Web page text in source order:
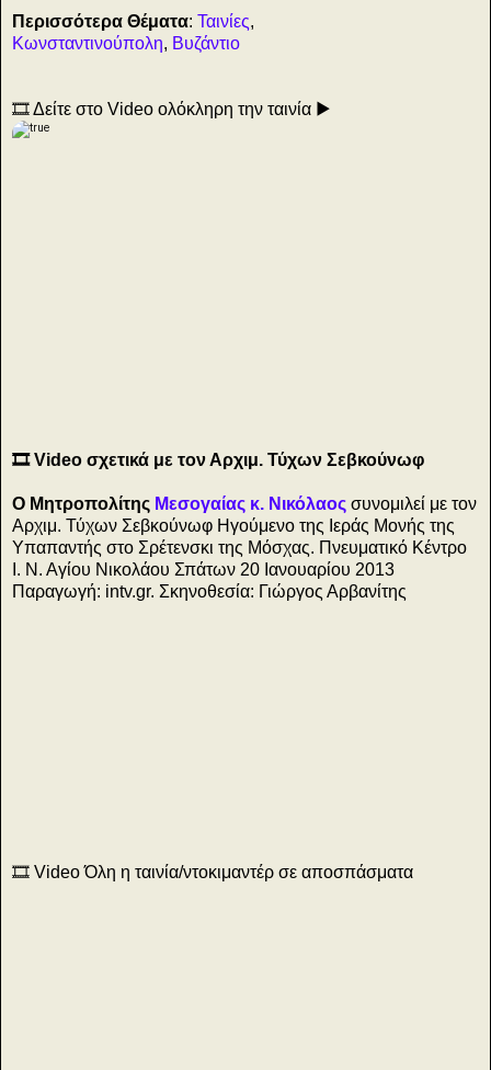
Περισσότερα Θέματα: Ταινίες,
Κωνσταντινούπολη, Βυζάντιο
🎞️ Δείτε στο Video ολόκληρη την ταινία ▶️
🎞️ Video σχετικά με τον Αρχιμ. Τύχων Σεβκούνωφ
Ο Μητροπολίτης Μεσογαίας κ. Νικόλαος συνομιλεί με τον
Αρχιμ. Τύχων Σεβκούνωφ Ηγούμενο της Ιεράς Μονής της
Υπαπαντής στο Σρέτενσκι της Μόσχας. Πνευματικό Κέντρο
Ι. Ν. Αγίου Νικολάου Σπάτων 20 Ιανουαρίου 2013
Παραγωγή: intv.gr. Σκηνοθεσία: Γιώργος Αρβανίτης
🎞️ Video Όλη η ταινία/ντοκιμαντέρ σε αποσπάσματα